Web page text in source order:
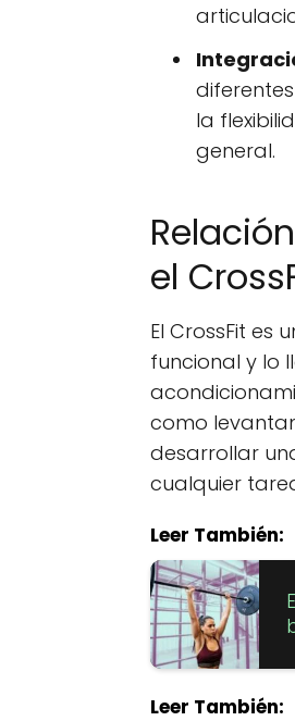
la
general.
el
El CrossFit es
funcional y lo
como
desarrollar
cualquier
Leer También:
Leer También: